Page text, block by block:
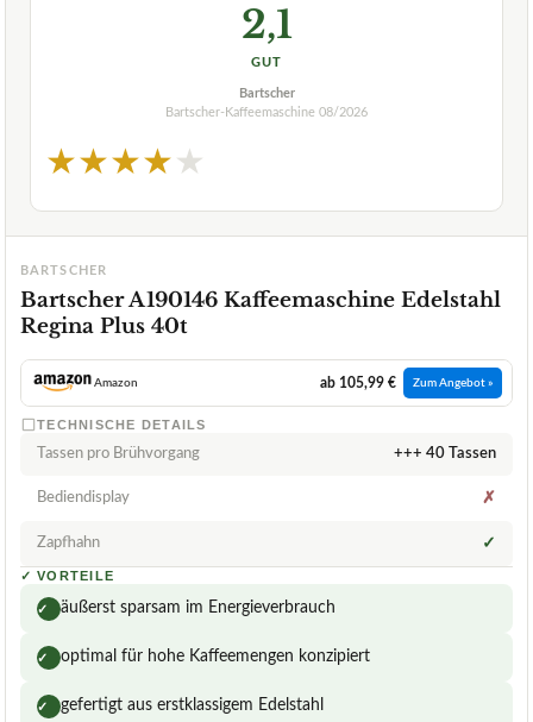
2,1
GUT
Bartscher
Bartscher-Kaffeemaschine 08/2026
★★★★★
BARTSCHER
Bartscher A190146 Kaffeemaschine Edelstahl
Regina Plus 40t
Amazon ab 105,99 € Zum Angebot »
TECHNISCHE DETAILS
Tassen pro Brühvorgang +++ 40 Tassen
Bediendisplay ✗
Zapfhahn ✓
✓ VORTEILE
✓ äußerst sparsam im Energieverbrauch
✓ optimal für hohe Kaffeemengen konzipiert
✓ gefertigt aus erstklassigem Edelstahl